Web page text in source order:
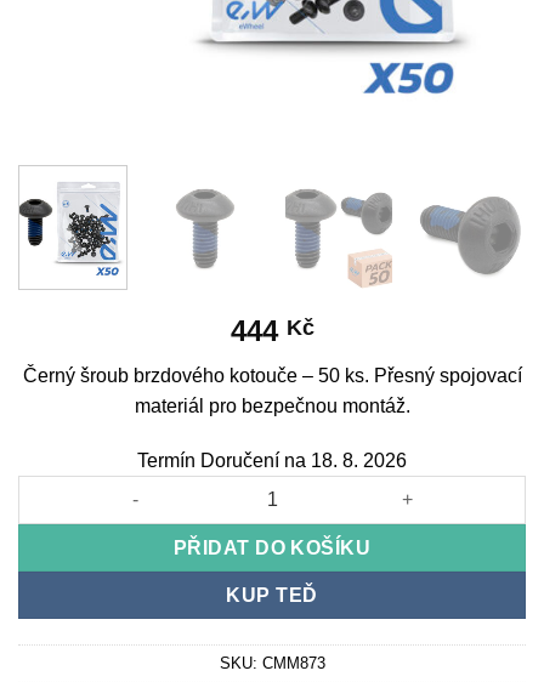
444 Kč
Černý šroub brzdového kotouče – 50 ks. Přesný spojovací
materiál pro bezpečnou montáž.
Termín Doručení na 18. 8. 2026
Černý šroub brzdového kotouče - 50 ks množství
PŘIDAT DO KOŠÍKU
KUP TEĎ
SKU: CMM873